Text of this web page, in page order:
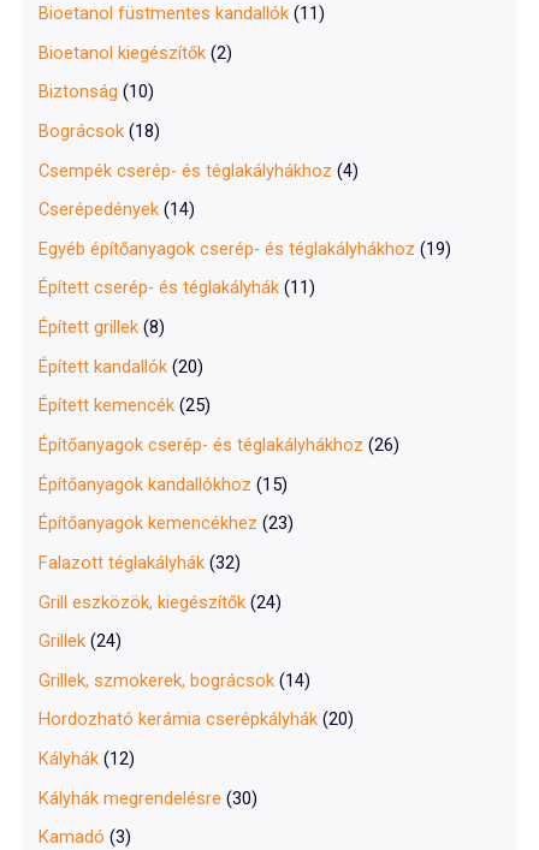
Bioetanol füstmentes kandallók (11)
Bioetanol kiegészítők (2)
Biztonság (10)
Bográcsok (18)
Csempék cserép- és téglakályhákhoz (4)
Cserépedények (14)
Egyéb építőanyagok cserép- és téglakályhákhoz (19)
Épített cserép- és téglakályhák (11)
Épített grillek (8)
Épített kandallók (20)
Épített kemencék (25)
Építőanyagok cserép- és téglakályhákhoz (26)
Építőanyagok kandallókhoz (15)
Építőanyagok kemencékhez (23)
Falazott téglakályhák (32)
Grill eszközök, kiegészítők (24)
Grillek (24)
Grillek, szmokerek, bográcsok (14)
Hordozható kerámia cserépkályhák (20)
Kályhák (12)
Kályhák megrendelésre (30)
Kamadó (3)